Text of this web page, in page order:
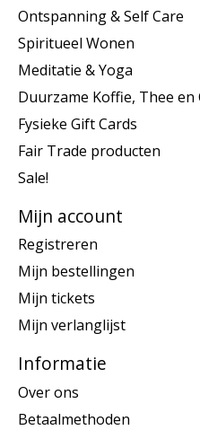
Ontspanning & Self Care
Spiritueel Wonen
Meditatie & Yoga
Duurzame Koffie, Thee en
Fysieke Gift Cards
Fair Trade producten
Sale!
Mijn account
Registreren
Mijn bestellingen
Mijn tickets
Mijn verlanglijst
Informatie
Over ons
Betaalmethoden